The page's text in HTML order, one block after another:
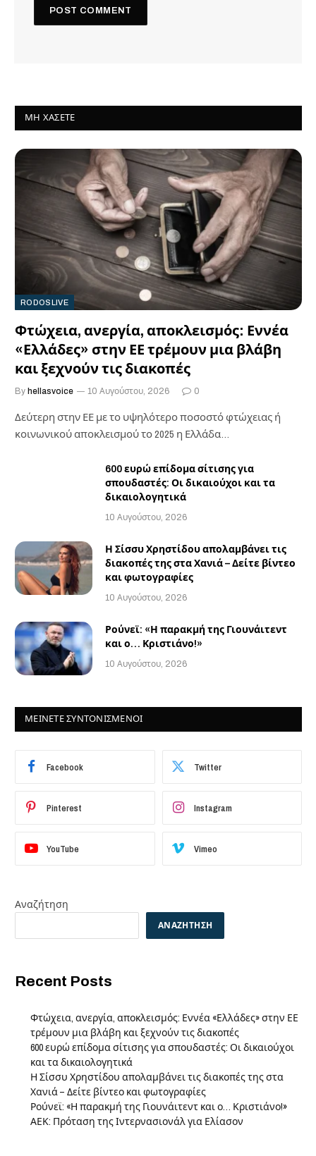
ΜΗ ΧΆΣΕΤΕ
RODOSLIVE
Φτώχεια, ανεργία, αποκλεισμός: Εννέα
«Ελλάδες» στην ΕΕ τρέμουν μια βλάβη
και ξεχνούν τις διακοπές
By hellasvoice 10 Αυγούστου, 2026 0
Δεύτερη στην ΕΕ με το υψηλότερο ποσοστό φτώχειας ή
κοινωνικού αποκλεισμού το 2025 η Ελλάδα…
600 ευρώ επίδομα σίτισης για
σπουδαστές: Οι δικαιούχοι και τα
δικαιολογητικά
10 Αυγούστου, 2026
Η Σίσσυ Χρηστίδου απολαμβάνει τις
διακοπές της στα Χανιά – Δείτε βίντεο
και φωτογραφίες
10 Αυγούστου, 2026
Ρούνεϊ: «Η παρακμή της Γιουνάιτεντ
και ο… Κριστιάνο!»
10 Αυγούστου, 2026
ΜΕΙΝΕΤΕ ΣΥΝΤΟΝΙΣΜΕΝΟΙ
Facebook Twitter
Pinterest Instagram
YouTube Vimeo
Αναζήτηση
ΑΝΑΖΉΤΗΣΗ
Recent Posts
Φτώχεια, ανεργία, αποκλεισμός: Εννέα «Ελλάδες» στην ΕΕ
τρέμουν μια βλάβη και ξεχνούν τις διακοπές
600 ευρώ επίδομα σίτισης για σπουδαστές: Οι δικαιούχοι
και τα δικαιολογητικά
Η Σίσσυ Χρηστίδου απολαμβάνει τις διακοπές της στα
Χανιά – Δείτε βίντεο και φωτογραφίες
Ρούνεϊ: «Η παρακμή της Γιουνάιτεντ και ο… Κριστιάνο!»
ΑΕΚ: Πρόταση της Ιντερνασιονάλ για Ελίασον